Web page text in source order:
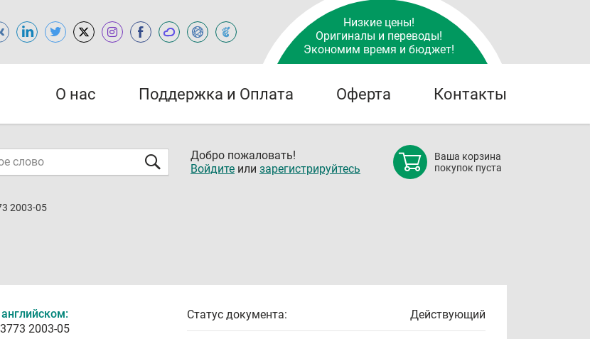
Низкие цены!
Оригиналы и переводы!
Экономим время и бюджет!
О нас Поддержка и Оплата Оферта Контакты
Добро пожаловать!
Войдите или зарегистрируйтесь
Ваша корзина
покупок пуста
2003-05
2003-05
Статус документа: Действующий